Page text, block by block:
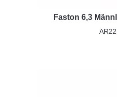
Faston 6,3